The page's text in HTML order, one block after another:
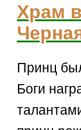
Храм
Принц
Боги